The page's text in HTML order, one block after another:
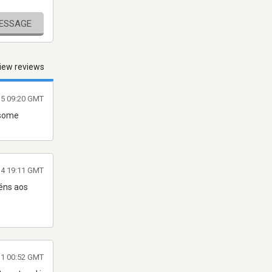
reviews
09:20 GMT
aos
19:11 GMT
00:52 GMT